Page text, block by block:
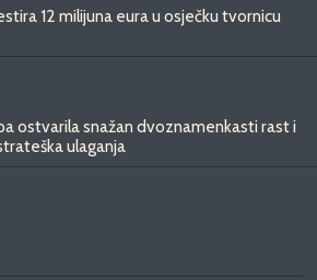
12 milijuna eura u osječku tvornicu
ostvarila snažan dvoznamenkasti rast i
ulaganja